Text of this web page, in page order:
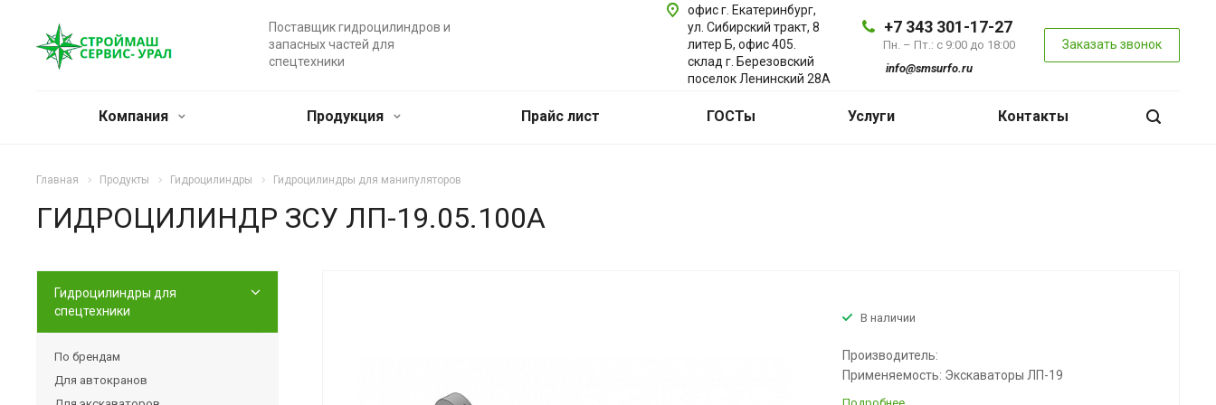
Поставщик гидроцилиндров и
запасных частей для
спецтехники
+7 343 301-17-27
Пн. – Пт.: с 9:00 до 18:00
info@smsurfo.ru
Заказать звонок
офис г. Екатеринбург,
ул. Сибирский тракт, 8
литер Б, офис 405.
склад г. Березовский
поселок Ленинский 28А
Компания Продукция Прайс лист ГОСТы Услуги Контакты
Главная Продукты Гидроцилиндры Гидроцилиндры для манипуляторов
ГИДРОЦИЛИНДР ЗСУ ЛП-19.05.100А
В наличии
Производитель:
Применяемость: Экскаваторы ЛП-19
Гидроцилиндры для
спецтехники
По брендам
Для автокранов